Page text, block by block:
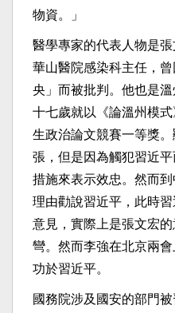
物資。」
醫學專家的代表人物是
華山醫院感染科主任，
央」而被批判。他也是
十七歲就以《論溫州模
生政治論文競賽一等獎
張，但是因為觸犯習近
措施來表示效忠。然而
理由勸說習近平，此時
意見，實際上是張文宏
彎。然而李強在北京兩
功於習近平。
國務院涉及國安的部門